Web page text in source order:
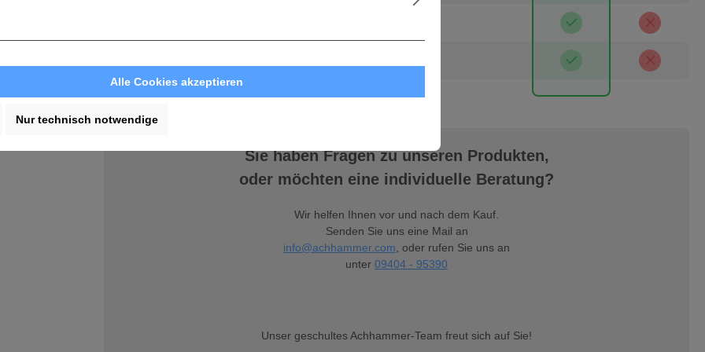
Sie haben Fragen zu unseren Produkten,
oder möchten eine individuelle Beratung?
Wir helfen Ihnen vor und nach dem Kauf.
Senden Sie uns eine Mail an
info@achhammer.com , oder rufen Sie uns an
unter 09404 - 95390
Unser geschultes Achhammer-Team freut sich auf Sie!
Alle Cookies akzeptieren
Nur technisch notwendige